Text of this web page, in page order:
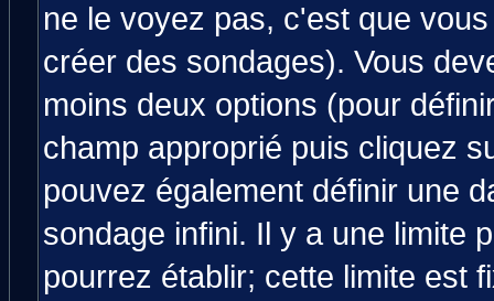
ne le voyez pas, c'est que
créer des sondages). Vous
moins deux options (pour
champ approprié puis cliquez
pouvez également définir une
sondage infini. Il y a une limite
pourrez établir; cette limite est